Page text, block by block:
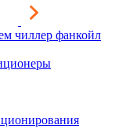
чиллер фанкойл